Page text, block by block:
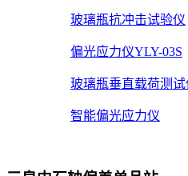
玻璃瓶抗冲击试验仪
偏光应力仪YLY-03S
玻璃瓶垂直载荷测试
智能偏光应力仪